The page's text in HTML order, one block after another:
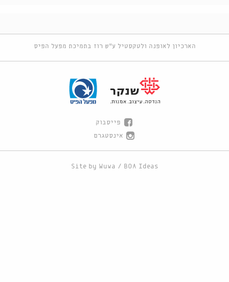
הארכיון לאופנה ולטקסטיל ע"ש רוז בתמיכת מפעל הפיס
פייסבוק
אינסטגרם
Site by Wuwa / BOA Ideas